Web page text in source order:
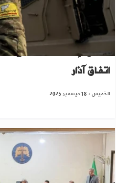
تسارع لإنقاذ اتفاق دمج
اتفاق آذار
الخميس : 18 ديسمبر 2025